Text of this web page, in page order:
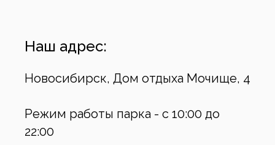
Наш адрес:
Новосибирск, Дом отдыха Мочище, 4
Режим работы парка - с 10:00 до
22:00